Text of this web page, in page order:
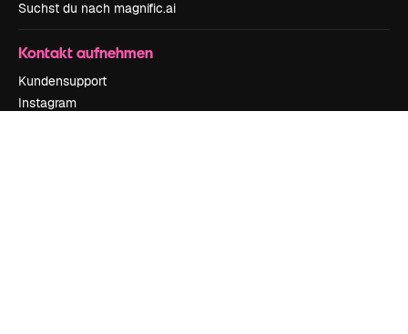
Suchst du nach magnific.ai
Kontakt aufnehmen
Kundensupport
Instagram